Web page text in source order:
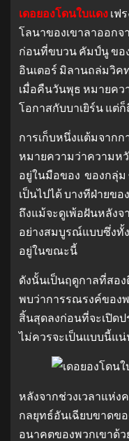
เดอยองโดนใบแดง เฟ
โลนาของเขาลาออก
ก่อนที่ขบวน คัมป์นู ขอ
อินเตอร์ มิลานถล่มวิคท
เมื่อคืนวันพุธ หมายคว
โอกาสกับบาเยิร์น แต่
การเก็บหนึ่งแต้มจาก
หมายความว่าความห
อยู่ในมือของ ของกลุ่ม
เป็นไปได้ บางทีฝ่ายข
ถึงแม้จะดูเพ้อฝันหลังจ
อย่างสมบูรณ์แบบซึ่งทั้
อยู่ในขณะนี้
ดังนั้นเป็นฤดูกาลที่สอ
พบว่าการรณรงค์ของ
สิ้นสุดลงก่อนที่จะเปิด
ไม่ควรจะเป็นแบบนี้แ
หลังจากช่วงเวลาแห่ง
กลยุทธ์อันเฉียบขาดข
อนาคตของพวกเขาด้ว